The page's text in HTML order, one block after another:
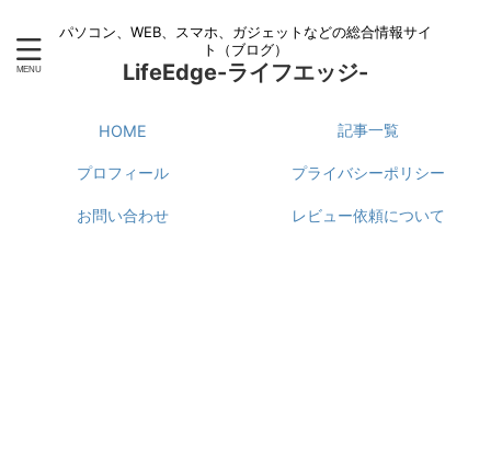
パソコン、WEB、スマホ、ガジェットなどの総合情報サイ
ト（ブログ）
LifeEdge-ライフエッジ-
HOME 記事一覧
プロフィール プライバシーポリシー
お問い合わせ レビュー依頼について